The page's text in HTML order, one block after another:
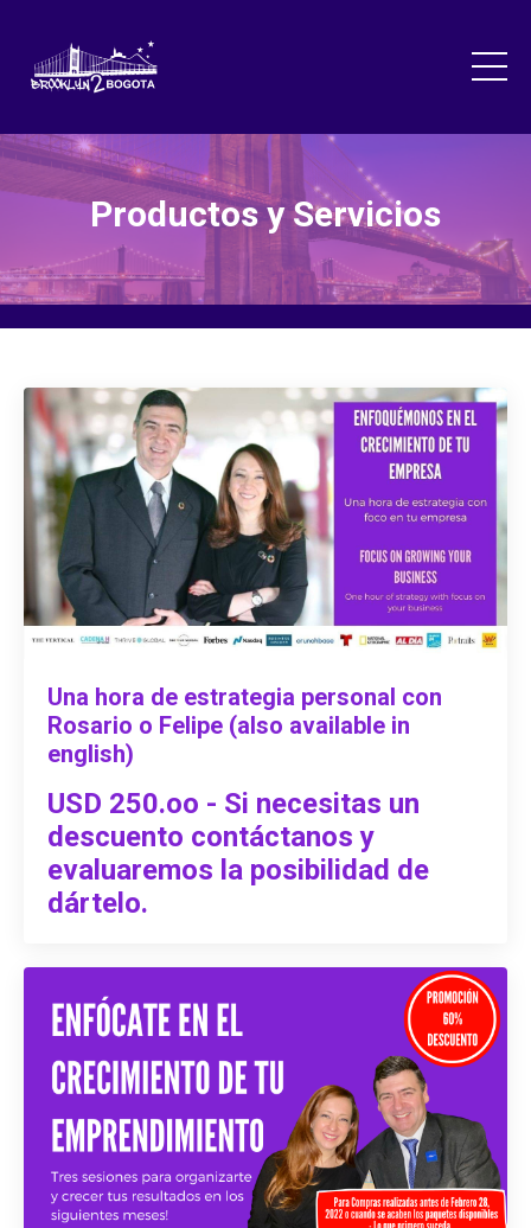
Productos y Servicios
Una hora de estrategia personal con
Rosario o Felipe (also available in
english)
USD 250.oo - Si necesitas un
descuento contáctanos y
evaluaremos la posibilidad de
dártelo.